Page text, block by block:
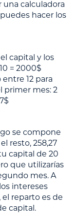
una calculadora
hacer los
capital y los
= 2000$
12 para
primer mes: 2
se compone
resto, 258,27
capital de 20
que utilizarías
mes. A
intereses
el reparto es de
capital.